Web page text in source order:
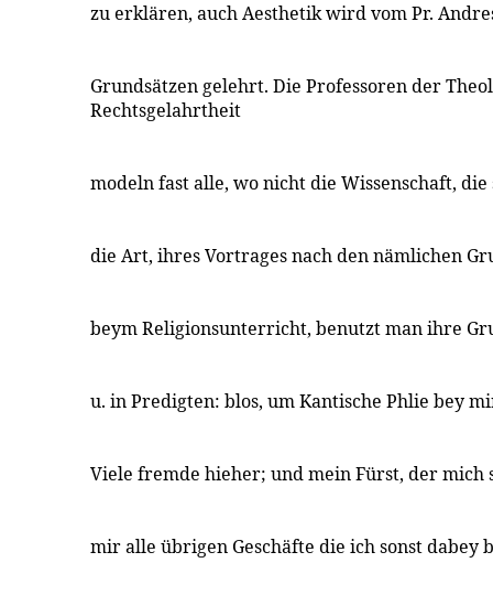
zu erklären, auch Aesthetik wird vom Pr.
Grundsätzen gelehrt. Die Professoren der
Rechtsgelahrtheit
modeln fast alle, wo nicht die Wissenschaft,
die Art, ihres Vortrages nach den nämlichen
beym Religionsunterricht, benutzt man ihre
u. in Predigten: blos, um Kantische Phlie bey
Viele fremde hieher; und mein Fürst, der mich
mir alle übrigen Geschäfte die ich sonst dabey